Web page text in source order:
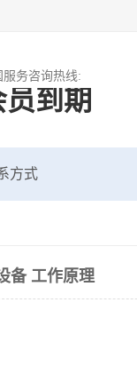
服务咨询热线:
员到期
方式
备 工作原理